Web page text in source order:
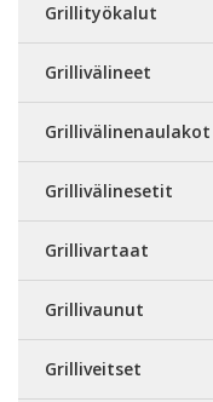
Grillityökalut
Grillivälineet
Grillivälinenaulakot
Grillivälinesetit
Grillivartaat
Grillivaunut
Grilliveitset